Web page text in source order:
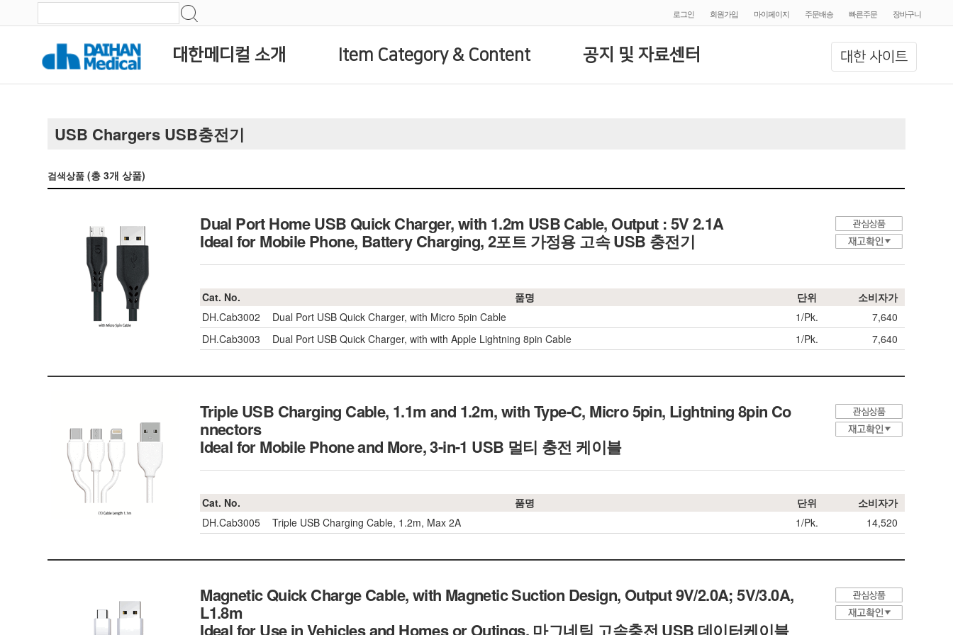
로그인 회원가입 마이페이지 주문배송 빠른주문 장바구니
대한 사이트
대한메디컬 소개 Item Category & Content 공지 및 자료센터
USB Chargers USB충전기
검색상품 (총3개 상품)
Dual Port Home USB Quick Charger, with 1.2m USB Cable, Output : 5V 2.1A
Ideal for Mobile Phone, Battery Charging, 2포트 가정용 고속 USB 충전기
Cat. No. 품명 단위
소비자가
DH.Cab3002
Dual Port USB Quick Charger, with Micro 5pin Cable 1/Pk.
7,640
DH.Cab3003
Dual Port USB Quick Charger, with with Apple Lightning 8pin Cable 1/Pk. 7,640
Triple USB Charging Cable, 1.1m and 1.2m, with Type-C, Micro 5pin, Lightning 8pin Co
nnectors
Ideal for Mobile Phone and More, 3-in-1 USB 멀티 충전 케이블
Cat. No. 품명 단위
소비자가
DH.Cab3005
Triple USB Charging Cable, 1.2m, Max 2A 1/Pk. 14,520
Magnetic Quick Charge Cable, with Magnetic Suction Design, Output 9V/2.0A; 5V/3.0A,
L1.8m
Ideal for Use in Vehicles and Homes or Outings, 마그네틱 고속충전 USB 데이터케이블